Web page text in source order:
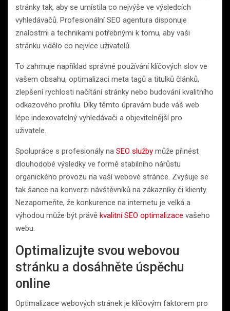
stránky tak, aby se umístila co nejvýše ve výsledcích
vyhledávačů. Profesionální SEO agentura disponuje
znalostmi a technikami potřebnými k tomu, aby vaši
stránku vidělo co nejvíce uživatelů.
To zahrnuje například správné používání klíčových slov ve
vašem obsahu, optimalizaci meta tagů a titulků článků,
zlepšení rychlosti načítání stránky nebo budování kvalitního
odkazového profilu. Díky těmto úpravám bude váš web
lépe indexovatelný vyhledávači a objevitelnější pro
uživatele.
Spolupráce s profesionály na SEO služby může přinést
dlouhodobé výsledky ve formě stabilního nárůstu
organického provozu na vaší webové stránce. Zvyšuje se
tak šance na konverzi návštěvníků na zákazníky či klienty.
Nezapomeňte, že konkurence na internetu je velká a
výhodou může být právě kvalitní SEO optimalizace vašeho
webu.
Optimalizujte svou webovou
stránku a dosáhněte úspěchu
online
Optimalizace webových stránek je klíčovým faktorem pro